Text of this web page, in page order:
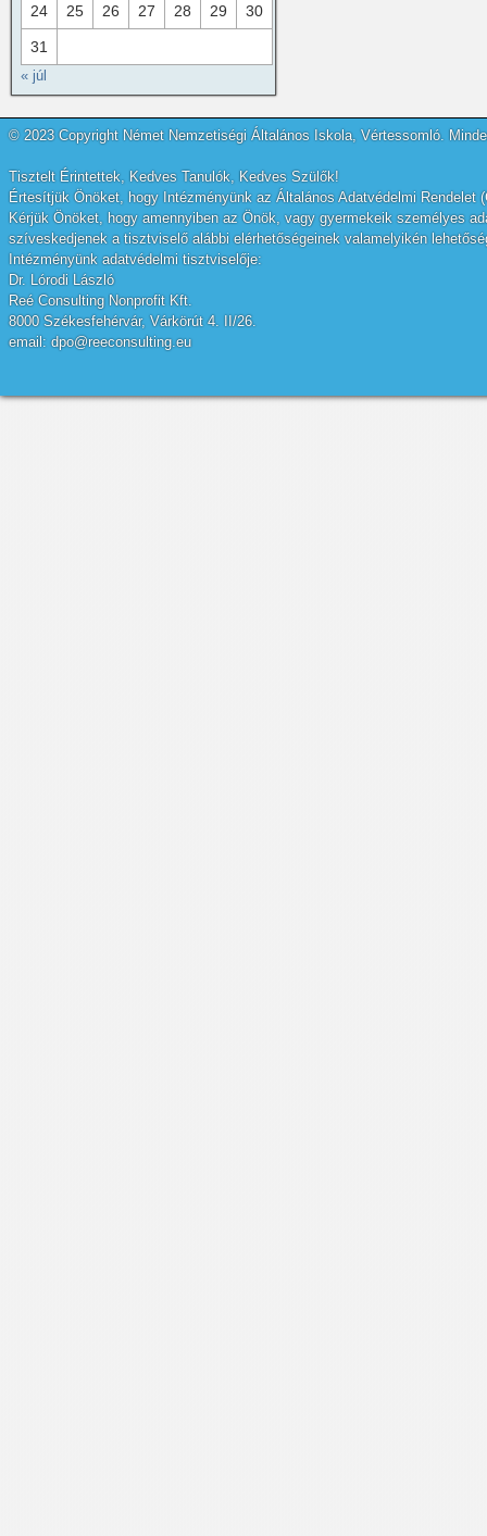
24 25 26 27 28 29 30
31
« júl
© 2023 Copyright Német Nemzetiségi Általános Iskola, Vértessomló.
Tisztelt Érintettek, Kedves Tanulók, Kedves Szülők!
Értesítjük Önöket, hogy Intézményünk az Általános Adatvédelmi
Kérjük Önöket, hogy amennyiben az Önök, vagy gyermekeik személyes
szíveskedjenek a tisztviselő alábbi elérhetőségeinek valamelyikén
Intézményünk adatvédelmi tisztviselője:
Dr. Lórodi László
Reé Consulting Nonprofit Kft.
8000 Székesfehérvár, Várkörút 4. II/26.
email: dpo@reeconsulting.eu